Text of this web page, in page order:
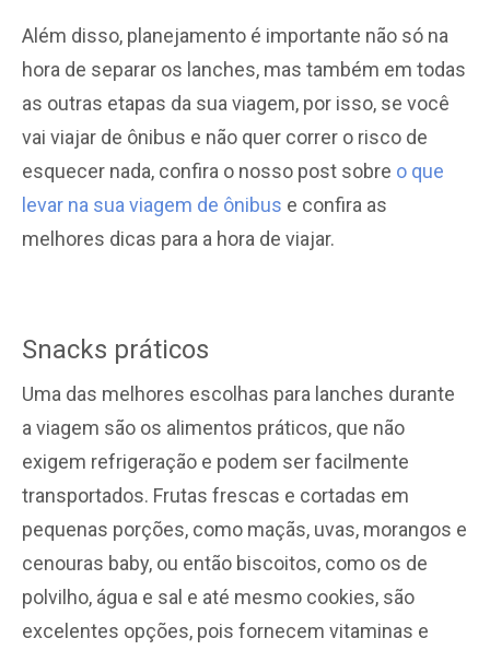
Além disso, planejamento é importante não só na
hora de separar os lanches, mas também em todas
as outras etapas da sua viagem, por isso, se você
vai viajar de ônibus e não quer correr o risco de
esquecer nada, confira o nosso post sobre o que
levar na sua viagem de ônibus e confira as
melhores dicas para a hora de viajar.
Snacks práticos
Uma das melhores escolhas para lanches durante
a viagem são os alimentos práticos, que não
exigem refrigeração e podem ser facilmente
transportados. Frutas frescas e cortadas em
pequenas porções, como maçãs, uvas, morangos e
cenouras baby, ou então biscoitos, como os de
polvilho, água e sal e até mesmo cookies, são
excelentes opções, pois fornecem vitaminas e